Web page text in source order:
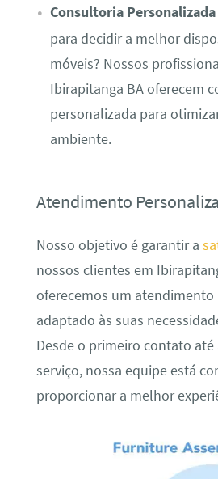
Consultoria Personalizada
para decidir a melhor
móveis? Nossos
Ibirapitanga BA oferecem
personalizada para
ambiente.
Atendimento
Nosso objetivo é garantir a
nossos clientes em
oferecemos um
adaptado às suas
Desde o primeiro contato
serviço, nossa equipe está
proporcionar a melhor